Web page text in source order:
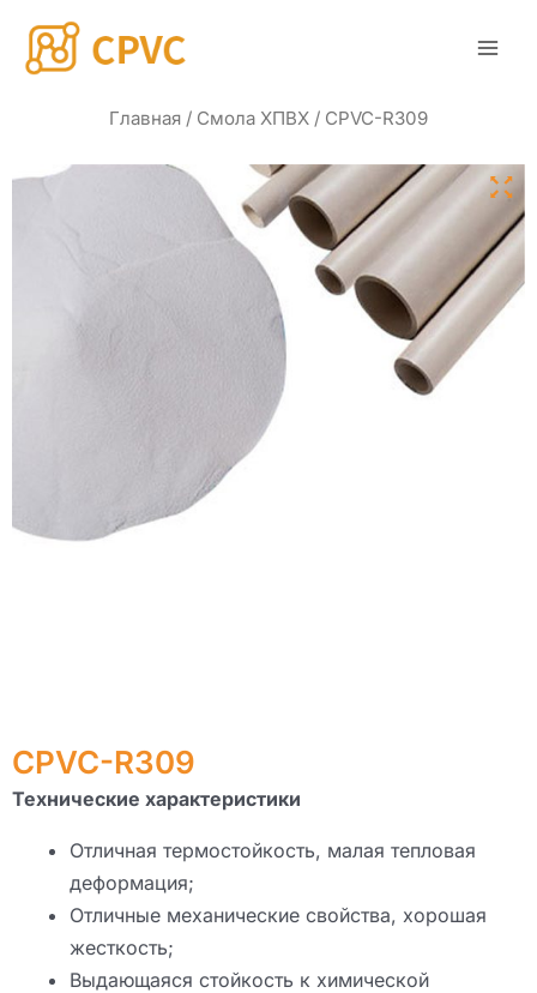
содержанию
Главная / Смола ХПВХ / CPVC-R309
CPVC-R309
Технические характеристики
Отличная термостойкость, малая тепловая
деформация;
Отличные механические свойства, хорошая
жесткость;
Выдающаяся стойкость к химической